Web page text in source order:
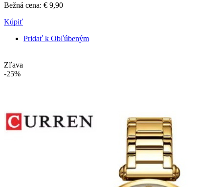
Bežná cena: € 9,90
Kúpiť
Pridať k Obľúbeným
Zľava
-25%